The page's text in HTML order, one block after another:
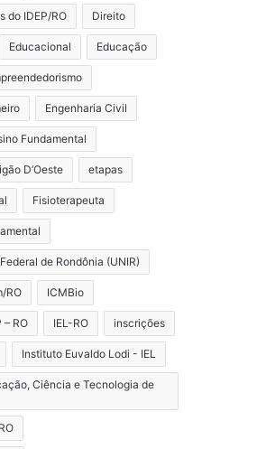
do IDEP/RO Direito
Educacional Educação
Engenharia Civil
Fundamental
D’Oeste etapas
Fisioterapeuta
de Rondônia (UNIR)
RO ICMBio
– RO IEL-RO inscrições
Instituto Euvaldo Lodi - IEL
Ciência e Tecnologia de